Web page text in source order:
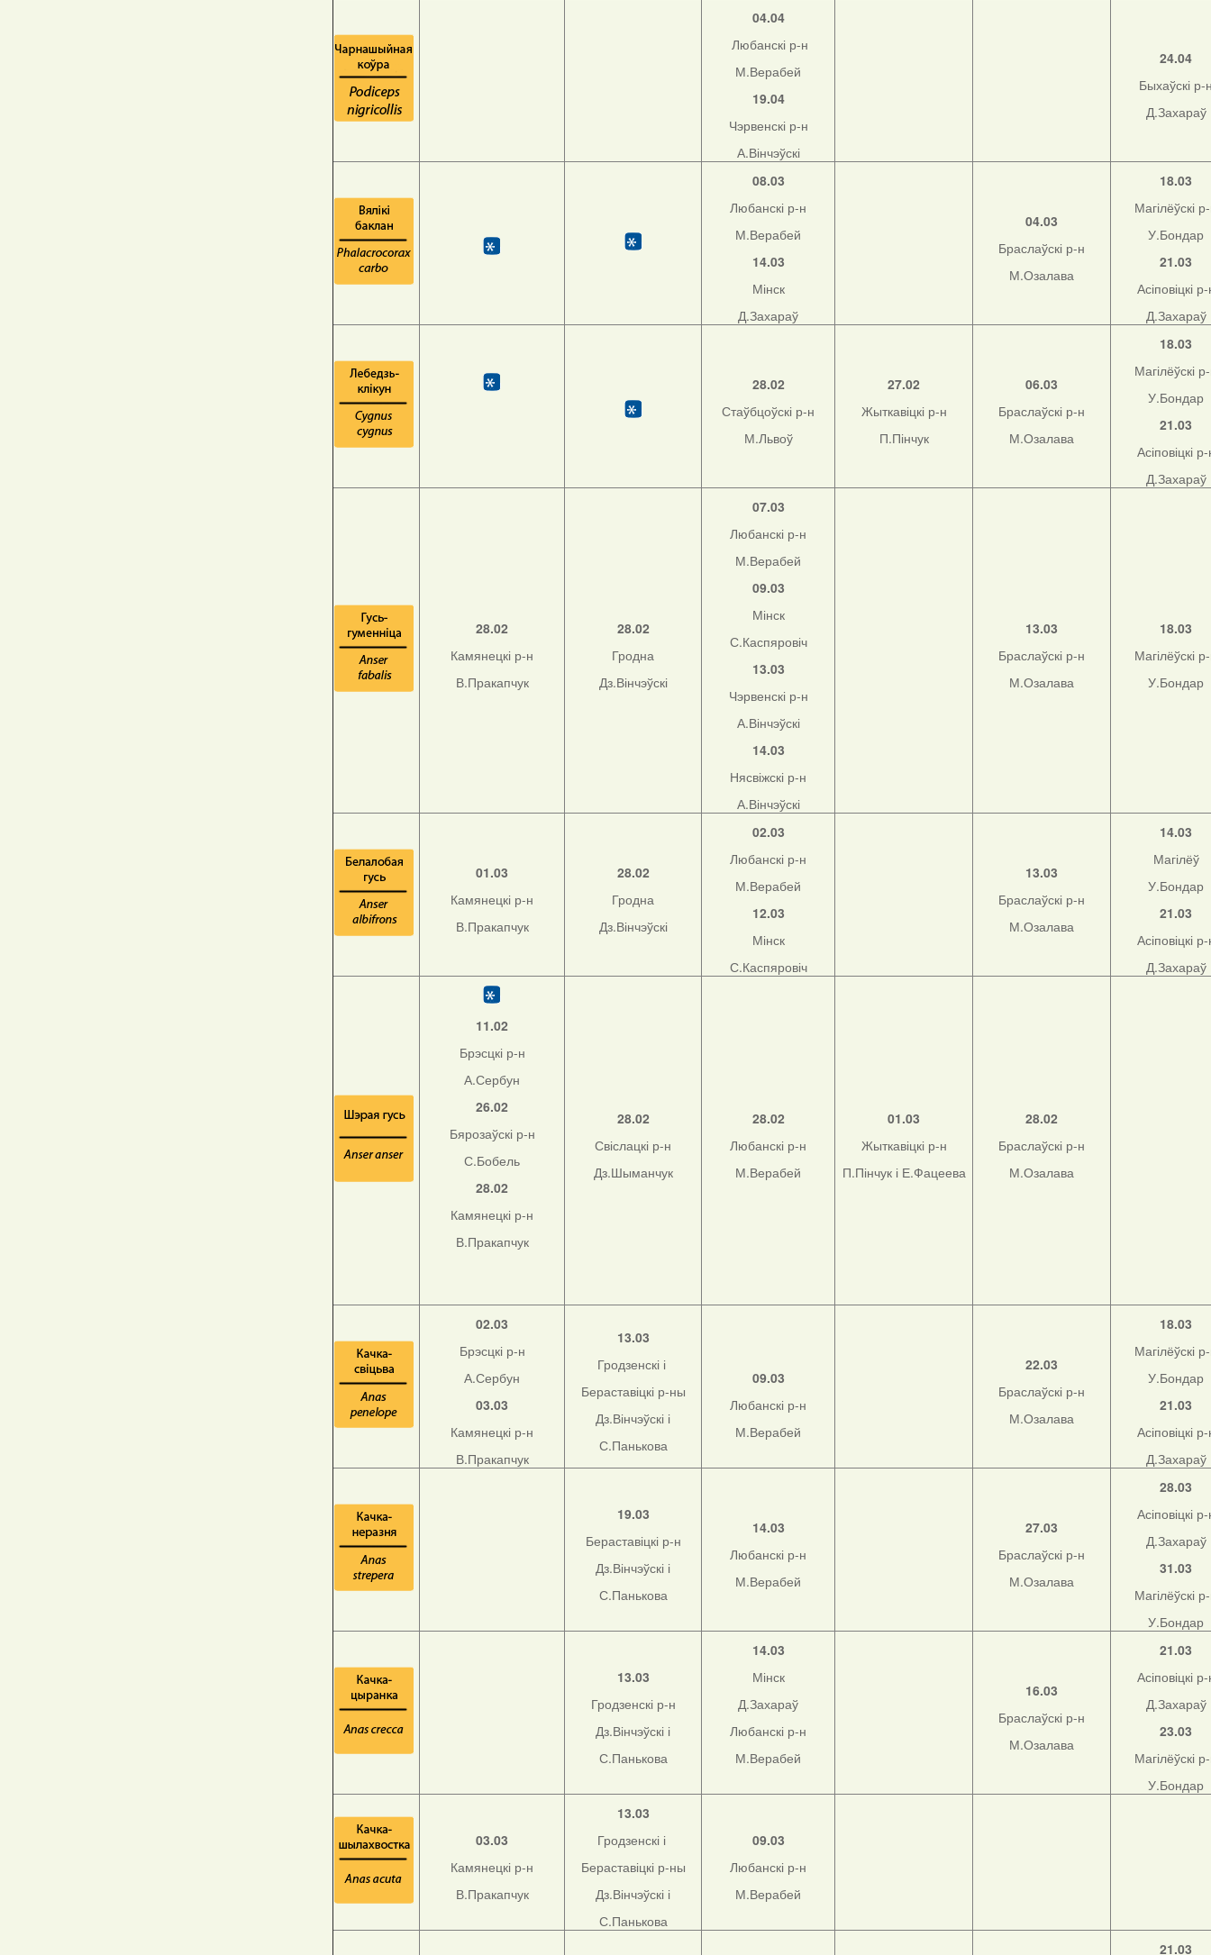
04.04
Любанскі р-н
М.Верабей
19.04
Чэрвенскі р-н
А.Вінчэўскі
24.04
Быхаўскі р-
Д.Захараў
08.03
Любанскі р-н
М.Верабей
14.03
Мінск
Д.Захараў
04.03
Браслаўскі р-н
М.Озалава
18.03
Магілёўскі
У.Бондар
21.03
Асіповіцкі
Д.Захараў
28.02
Стаўбцоўскі р-н
М.Львоў
27.02
Жыткавіцкі р-н
П.Пінчук
06.03
Браслаўскі р-н
М.Озалава
18.03
Магілёўскі
У.Бондар
21.03
Асіповіцкі
Д.Захараў
28.02
Камянецкі р-н
В.Пракапчук
28.02
Гродна
Дз.Вінчэўскі
07.03
Любанскі р-н
М.Верабей
09.03
Мінск
С.Каспяровіч
13.03
Чэрвенскі р-н
А.Вінчэўскі
14.03
Нясвіжскі р-н
А.Вінчэўскі
13.03
Браслаўскі р-н
М.Озалава
18.03
Магілёўскі
У.Бондар
01.03
Камянецкі р-н
В.Пракапчук
28.02
Гродна
Дз.Вінчэўскі
02.03
Любанскі р-н
М.Верабей
12.03
Мінск
С.Каспяровіч
13.03
Браслаўскі р-н
М.Озалава
14.03
Магілёў
У.Бондар
21.03
Асіповіцкі
Д.Захараў
11.02
Брэсцкі р-н
А.Сербун
26.02
Бярозаўскі р-н
С.Бобель
28.02
Камянецкі р-н
В.Пракапчук
28.02
Свіслацкі р-н
Дз.Шыманчук
28.02
Любанскі р-н
М.Верабей
01.03
Жыткавіцкі р-н
П.Пінчук і Е.Фацеева
28.02
Браслаўскі р-н
М.Озалава
02.03
Брэсцкі р-н
А.Сербун
03.03
Камянецкі р-н
В.Пракапчук
13.03
Гродзенскі і
Бераставіцкі р-ны
Дз.Вінчэўскі і
С.Панькова
09.03
Любанскі р-н
М.Верабей
22.03
Браслаўскі р-н
М.Озалава
18.03
Магілёўскі
У.Бондар
21.03
Асіповіцкі
Д.Захараў
19.03
Бераставіцкі р-н
Дз.Вінчэўскі і
С.Панькова
14.03
Любанскі р-н
М.Верабей
27.03
Браслаўскі р-н
М.Озалава
28.03
Асіповіцкі
Д.Захараў
31.03
Магілёўскі
У.Бондар
13.03
Гродзенскі р-н
Дз.Вінчэўскі і
С.Панькова
14.03
Мінск
Д.Захараў
Любанскі р-н
М.Верабей
16.03
Браслаўскі р-н
М.Озалава
21.03
Асіповіцкі
Д.Захараў
23.03
Магілёўскі
У.Бондар
03.03
Камянецкі р-н
В.Пракапчук
13.03
Гродзенскі і
Бераставіцкі р-ны
Дз.Вінчэўскі і
С.Панькова
09.03
Любанскі р-н
М.Верабей
21.03